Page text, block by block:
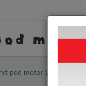
pod motor Seat Leon